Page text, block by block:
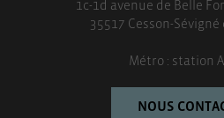
1c-1d avenue de Belle
35517 Cesson-Sévigné
Métro : station
NOUS